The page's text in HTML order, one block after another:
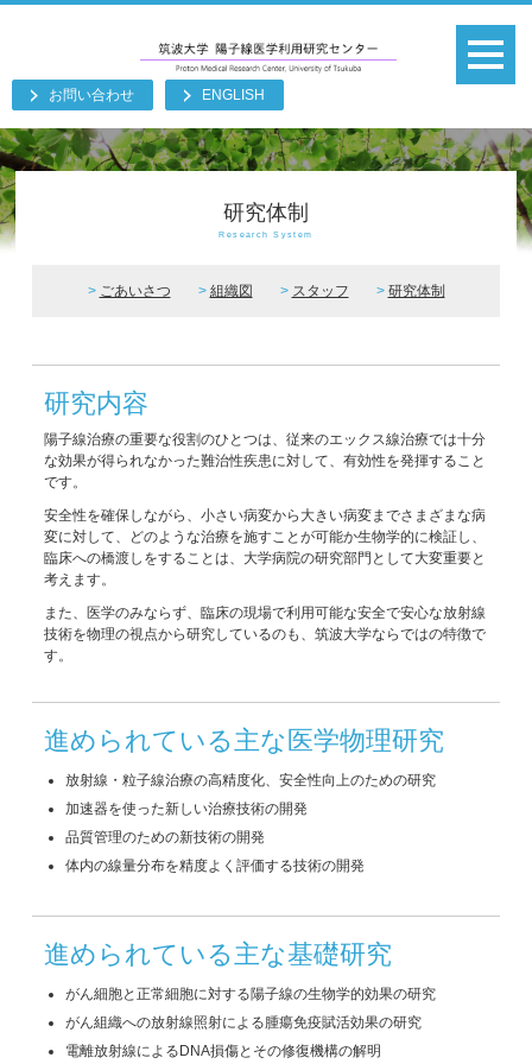
お問い合わせ ENGLISH
研究体制
Research System
ごあいさつ 組織図 スタッフ 研究体制
研究内容
陽子線治療の重要な役割のひとつは、従来のエックス線治療では十分
な効果が得られなかった難治性疾患に対して、有効性を発揮すること
です。
安全性を確保しながら、小さい病変から大きい病変までさまざまな病
変に対して、どのような治療を施すことが可能か生物学的に検証し、
臨床への橋渡しをすることは、大学病院の研究部門として大変重要と
考えます。
また、医学のみならず、臨床の現場で利用可能な安全で安心な放射線
技術を物理の視点から研究しているのも、筑波大学ならではの特徴で
す。
進められている主な医学物理研究
放射線・粒子線治療の高精度化、安全性向上のための研究
加速器を使った新しい治療技術の開発
品質管理のための新技術の開発
体内の線量分布を精度よく評価する技術の開発
進められている主な基礎研究
がん細胞と正常細胞に対する陽子線の生物学的効果の研究
がん組織への放射線照射による腫瘍免疫賦活効果の研究
電離放射線によるDNA損傷とその修復機構の解明